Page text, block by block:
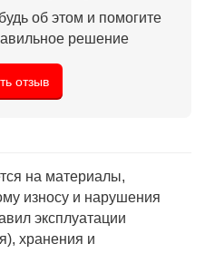
об этом и помогите
решение
отзыв
на материалы,
износу и нарушения
эксплуатации
хранения и